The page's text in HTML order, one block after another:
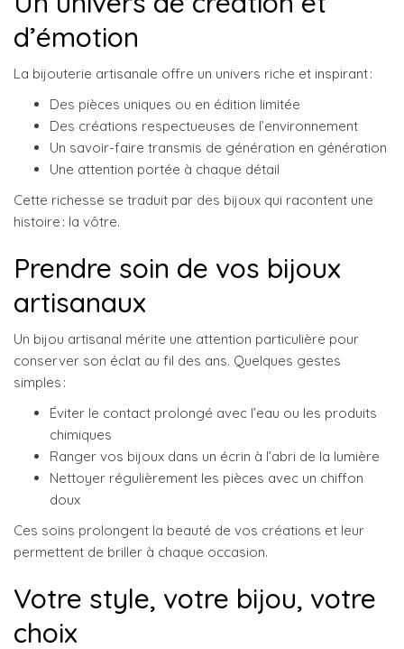
d’émotion
La bijouterie artisanale offre un univers riche et inspirant :
Des pièces uniques ou en édition limitée
Des créations respectueuses de l’environnement
Un savoir-faire transmis de génération en génération
Une attention portée à chaque détail
Cette richesse se traduit par des bijoux qui racontent une
histoire : la vôtre.
Prendre soin de vos bijoux
artisanaux
Un bijou artisanal mérite une attention particulière pour
conserver son éclat au fil des ans. Quelques gestes
simples :
Éviter le contact prolongé avec l’eau ou les produits
chimiques
Ranger vos bijoux dans un écrin à l’abri de la lumière
Nettoyer régulièrement les pièces avec un chiffon
doux
Ces soins prolongent la beauté de vos créations et leur
permettent de briller à chaque occasion.
Votre style, votre bijou, votre
choix